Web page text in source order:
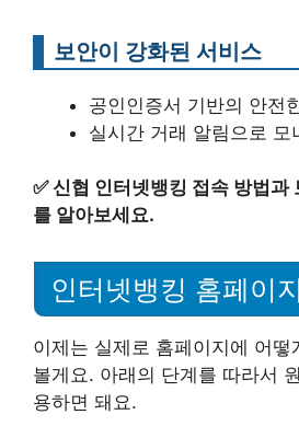
보안이 강화된 서비스
공인인증서 기반의 안전
실시간 거래 알림으로 모
✅신협 인터넷뱅킹 접속 방법과
를 알아보세요.
인터넷뱅킹 홈페이
이제는 실제로 홈페이지에 어떻
볼게요. 아래의 단계를 따라서
용하면 돼요.